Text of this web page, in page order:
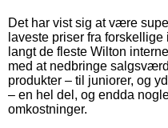
Det har vist sig at være
laveste priser fra
langt de fleste Wilton
med at nedbringe
produkter – til juniorer, og
– en hel del, og endda
omkostninger.